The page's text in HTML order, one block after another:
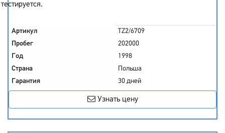
тестируется.
Артикул
TZ2/6709
Пробег
202000
Год
1998
Страна
Польша
Гарантия
30 дней
Узнать цену